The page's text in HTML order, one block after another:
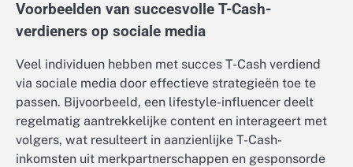
Voorbeelden van succesvolle T-Cash-
verdieners op sociale media
Veel individuen hebben met succes T-Cash verdiend
via sociale media door effectieve strategieën toe te
passen. Bijvoorbeeld, een lifestyle-influencer deelt
regelmatig aantrekkelijke content en interageert met
volgers, wat resulteert in aanzienlijke T-Cash-
inkomsten uit merkpartnerschappen en gesponsorde